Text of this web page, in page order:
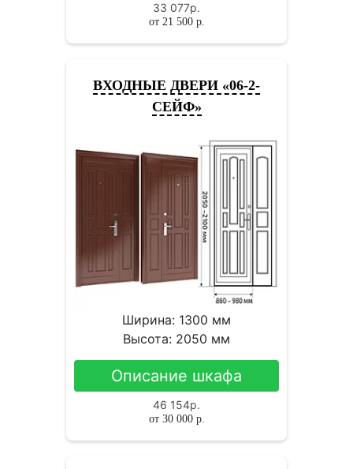
33 077р.
от 21 500р.
ВХОДНЫЕ ДВЕРИ «06-2-
СЕЙФ»
Ширина: 1300 мм
Высота: 2050 мм
Описание шкафа
46 154р.
от 30 000р.